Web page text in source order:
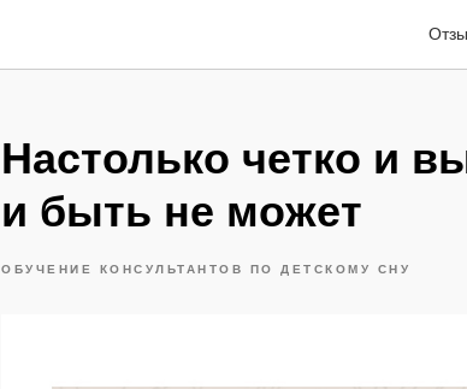
Настолько четко и
и быть не может
ОБУЧЕНИЕ КОНСУЛЬТАНТОВ ПО ДЕТСКОМУ СНУ